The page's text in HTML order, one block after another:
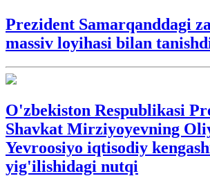
Prezident Samarqanddagi
massiv loyihasi bilan
O'zbekiston Respublikasi
Shavkat Mirziyoyevning
Yevroosiyo iqtisodiy
yig'ilishidagi nutqi